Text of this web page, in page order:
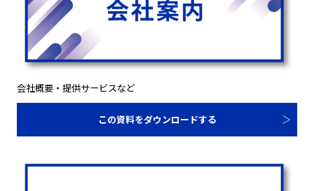
会社概要・提供サービスなど
この資料をダウンロードする